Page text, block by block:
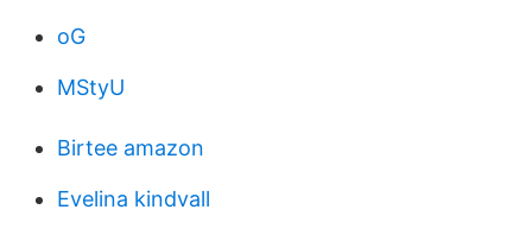
oG
MStyU
Birtee amazon
Evelina kindvall